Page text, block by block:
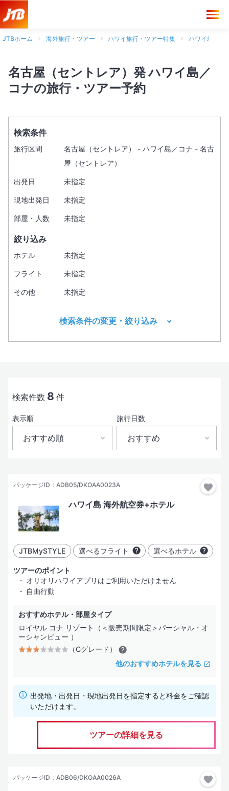
JTBホーム 海外旅行・ツアー ハワイ旅行・ツアー特集 ハワイ島旅行
名古屋（セントレア）発 ハワイ島／
コナの旅行・ツアー予約
検索条件
旅行区間
名古屋（セントレア） - ハワイ島／コナ - 名古
屋（セントレア）
出発日 未指定
現地出発日 未指定
部屋・人数 未指定
絞り込み
ホテル 未指定
フライト 未指定
その他 未指定
出発日
指定した都市だけ行く
絞り込み
ホテル フライト
ホテルグレード
（SLグレード）
検索する
検索条件の変更・絞り込み
検索件数 8 件
表示順
おすすめ順
旅行日数
おすすめ
4日間
6日間
7日間
パッケージID：ADB05/DKOAA0023A
ハワイ島 海外航空券+ホテル
JTBMySTYLE 選べるフライト 選べるホテル
ツアーのポイント
オリオリハワイアプリはご利用いただけません
自由行動
おすすめホテル・部屋タイプ
ロイヤル コナ リゾート（＜販売期間限定＞パーシャル・オ
ーシャンビュー ）
（Cグレード）
他のおすすめホテルを見る
出発地・出発日・現地出発日を指定すると料金をご確認
いただけます。
ツアーの詳細を見る
パッケージID：ADB06/DKOAA0026A